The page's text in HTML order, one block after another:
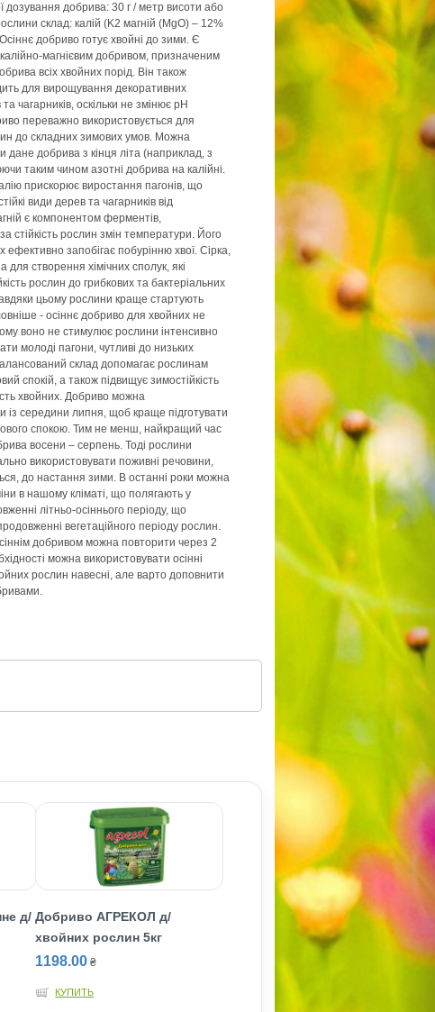
дозування добрива: 30 г / метр висоти або
склад: калій (K2 магній (MgO) – 12%
добриво готує хвойні до зими. Є
магнієвим добривом, призначеним
всіх хвойних порід. Він також
для вирощування декоративних
чагарників, оскільки не змінює рН
переважно використовується для
до складних зимових умов. Можна
дане добрива з кінця літа (наприклад, з
таким чином азотні добрива на калійні.
прискорює виростання пагонів, що
види дерев та чагарників від
є компонентом ферментів,
стійкість рослин змін температури. Його
ефективно запобігає побурінню хвої. Сірка,
для створення хімічних сполук, які
рослин до грибкових та бактеріальних
цьому рослини краще стартують
- осіннє добриво для хвойних не
воно не стимулює рослини інтенсивно
молоді пагони, чутливі до низьких
склад допомагає рослинам
спокій, а також підвищує зимостійкість
хвойних. Добриво можна
із середини липня, щоб краще підготувати
спокою. Тим не менш, найкращий час
восени – серпень. Тоді рослини
використовувати поживні речовини,
до настання зими. В останні роки можна
в нашому кліматі, що полягають у
літньо-осіннього періоду, що
вегетаційного періоду рослин.
добривом можна повторити через 2
можна використовувати осінні
рослин навесні, але варто доповнити
д/ Добриво АГРЕКОЛ д/
хвойних рослин 5кг
1198.00 ₴
КУПИТЬ